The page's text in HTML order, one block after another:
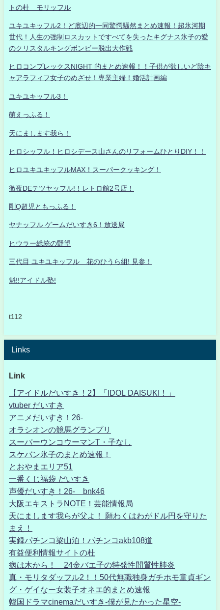
トの杜 モリッフル
ユキユキッフル2！ど底辺的一同驚愕騒然まとめ速報！超氷河期
世代！人生の強制ロスカットですべてを失ったキグナス氷子の愛
のクリスタルキングボンビー脱出大作戦
ヒロコンプレックスNIGHT 的まとめ速報！！子供が欲しいど陰キ
ャアラフィフ女子のめざせ！専業主婦！婚活計画編
ユキユキッフル3！
萌えっふる！
天にまします我ら！
ヒロシッフル！ヒロシデース山さんのリフォームひとりDIY！！
ヒロユキユキッフルMAX！スーパークッキング！
徹夜DEテツヤッフル!！レトロ館2号店！
剛Q超児ともっふる！
ヤナッフル ゲームだいすき6！放送局
ヒウラー総統の野望
三代目 ユキユキッフル 花のひうら組! 見参！
魁!!アイドル塾!
t112
Links
Link
【アイドルだいすき！2】「IDOL DAISUKI！」
vtuber だいすき
アニメだいすき！26-
オラシオンの競馬グランプリ
スーパーウンコウーマンT・子なし
スケバン氷子のまとめ速報！
とおやまエリア51
一番くじ福袋 だいすき
声優だいすき！26- bnk46
大阪エキストラNOTE！芸能情報局
天にまします我らが父よ！ 願わくはわがドル円を守りた
まえ！
実録パチンコ梁山泊！パチンコakb108道
有益便利情報サイトの杜
病は木から！ 24金バエ子の特発性間質性肺炎
真・モリタダッフル2！！50代無職独身ガチホモ童貞ギン
グ・ゲイなー女装子オネエ的まとめ速報
韓国ドラマcinemaだいすき-僕が見たかった星空-